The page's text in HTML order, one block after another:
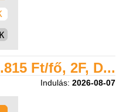
Ft/fő, 2F, D...
Indulás: 2026-08-07